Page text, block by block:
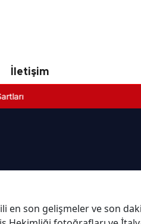
İletişim
en son gelişmeler ve son